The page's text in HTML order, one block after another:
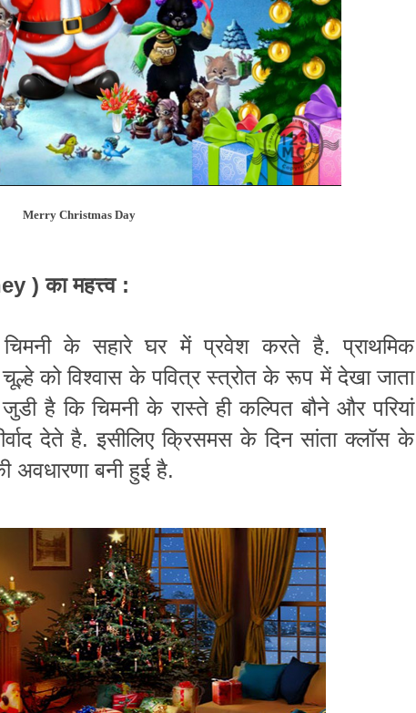
Merry Christmas Day
)का महत्त्व:
चिमनी के सहारे घर में प्रवेश करते है.प्राथमिक
चूल्हे को विश्वास के पवित्र स्त्रोत के रूप में देखा जाता
जुडी है कि चिमनी के रास्ते ही कल्पित बौने और परियां
देते है.इसीलिए क्रिसमस के दिन सांता क्लॉस के
अवधारणा बनी हुई है.